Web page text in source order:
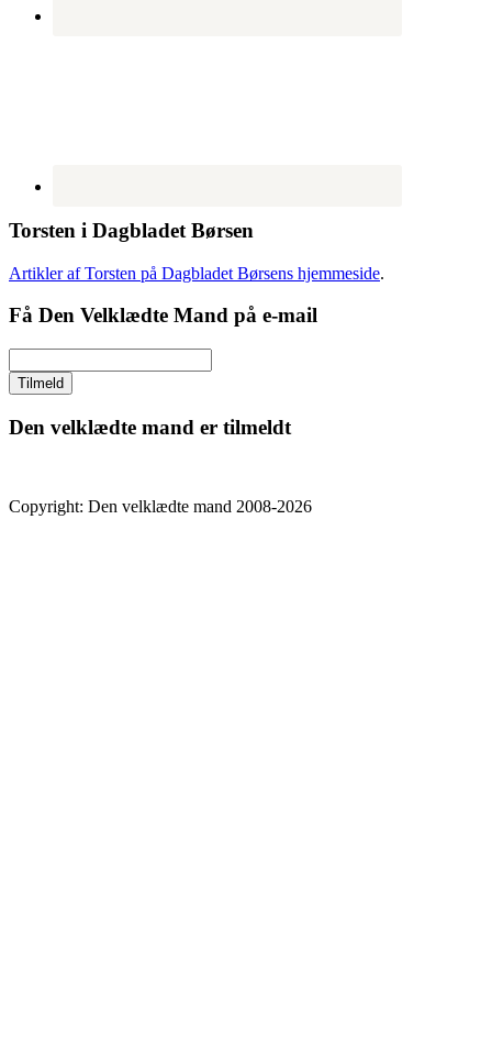
Torsten i Dagbladet Børsen
Artikler af Torsten på Dagbladet Børsens hjemmeside.
Få Den Velklædte Mand på e-mail
Den velklædte mand er tilmeldt
Copyright: Den velklædte mand 2008-2026